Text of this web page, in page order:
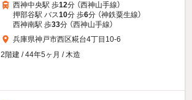
西神中央駅 歩12分 （西神山手線）
押部谷駅 バス10分 歩6分 （神鉄粟生線）
西神南駅 歩33分 （西神山手線）
兵庫県神戸市西区糀台4丁目10-6
2階建 / 44年5ヶ月 / 木造